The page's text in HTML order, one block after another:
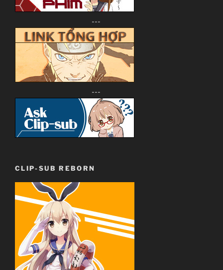
---
---
CLIP-SUB REBORN